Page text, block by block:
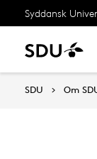
Syddansk
SDU Om